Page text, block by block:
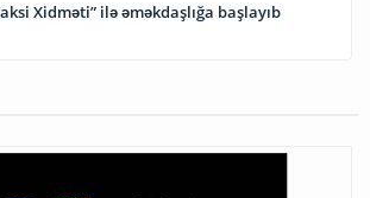
Xidməti” ilə əməkdaşlığa başlayıb